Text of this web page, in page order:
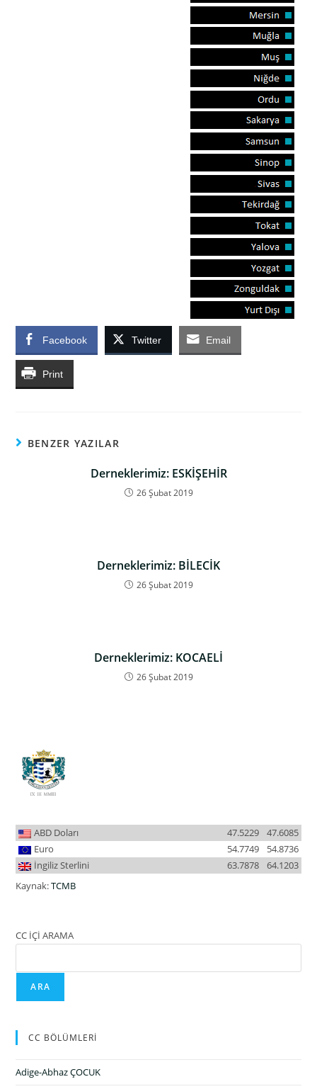
Facebook Twitter Email
Print
BENZER YAZILAR
Derneklerimiz: ESKİŞEHİR
26 Şubat 2019
Derneklerimiz: BİLECİK
26 Şubat 2019
Derneklerimiz: KOCAELİ
26 Şubat 2019
ABD Doları 47.6085
47.5229
Euro
54.8736
54.7749
İngiliz Sterlini
64.1203
63.7878
Kaynak:TCMB
CC İÇİ ARAMA
ARA
CC BÖLÜMLERİ
Adige-Abhaz ÇOCUK